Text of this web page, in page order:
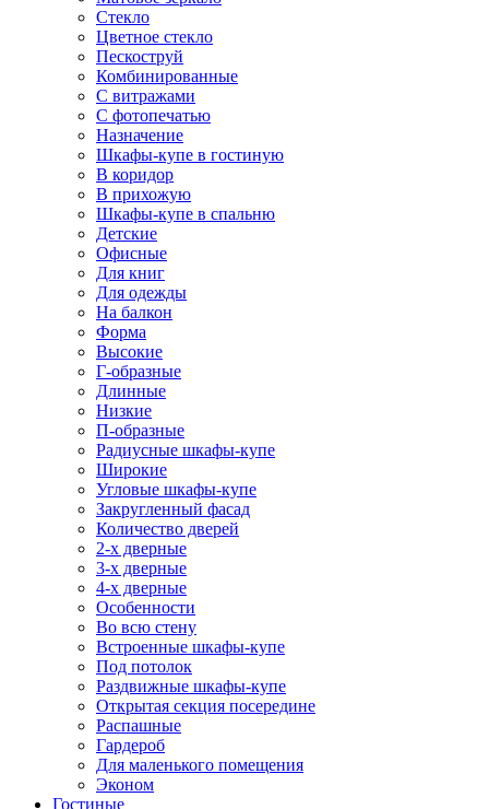
Стекло
Цветное стекло
Пескоструй
Комбинированные
С витражами
С фотопечатью
Назначение
Шкафы-купе в гостиную
В коридор
В прихожую
Шкафы-купе в спальню
Детские
Офисные
Для книг
Для одежды
На балкон
Форма
Высокие
Г-образные
Длинные
Низкие
П-образные
Радиусные шкафы-купе
Широкие
Угловые шкафы-купе
Закругленный фасад
Количество дверей
2-х дверные
3-х дверные
4-х дверные
Особенности
Во всю стену
Встроенные шкафы-купе
Под потолок
Раздвижные шкафы-купе
Открытая секция посередине
Распашные
Гардероб
Для маленького помещения
Эконом
Гостиные